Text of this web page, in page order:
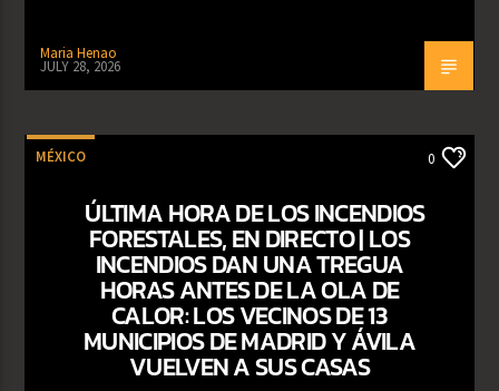
Maria Henao
JULY 28, 2026
MÉXICO 0
ÚLTIMA HORA DE LOS INCENDIOS
FORESTALES, EN DIRECTO | LOS
INCENDIOS DAN UNA TREGUA
HORAS ANTES DE LA OLA DE
CALOR: LOS VECINOS DE 13
MUNICIPIOS DE MADRID Y ÁVILA
VUELVEN A SUS CASAS